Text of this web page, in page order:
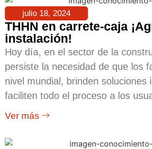
julio 18, 2024
THHN en carrete-caja
instalación!
Hoy día, en el sector de la
persiste la necesidad de que los
nivel mundial, brinden soluciones
faciliten todo el proceso a los
Ver más